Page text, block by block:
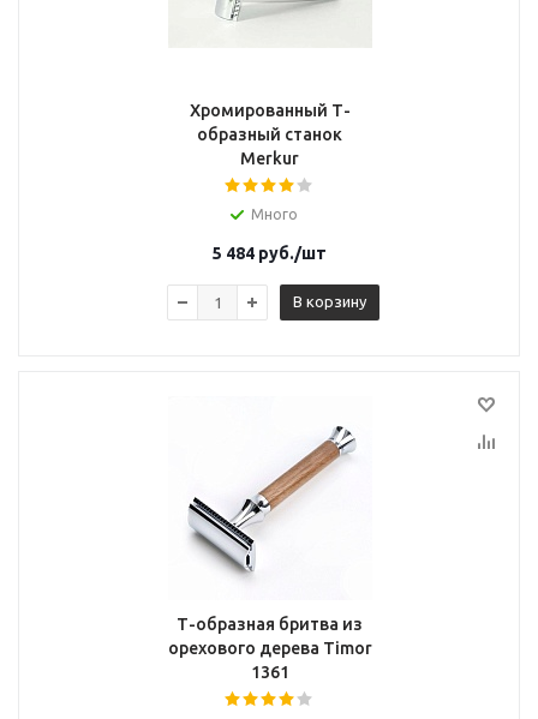
Хромированный Т-
образный станок
Merkur
Много
5 484 руб./шт
В корзину
Т-образная бритва из
орехового дерева Timor
1361